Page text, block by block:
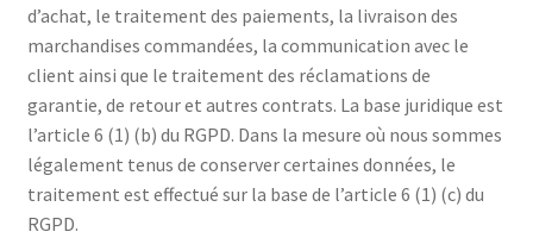
d’achat, le traitement des paiements, la livraison des
marchandises commandées, la communication avec le
client ainsi que le traitement des réclamations de
garantie, de retour et autres contrats. La base juridique est
l’article 6 (1) (b) du RGPD. Dans la mesure où nous sommes
légalement tenus de conserver certaines données, le
traitement est effectué sur la base de l’article 6 (1) (c) du
RGPD.